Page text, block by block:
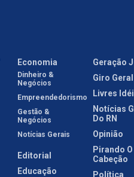
Economia
Dinheiro &
Negócios
Empreendedorismo
Gestão &
Negócios
Notícias Gerais
Editorial
Educação
Geração
Giro Geral
Livres
Notícias
Do RN
Opinião
Pirando O
Cabeção
Política